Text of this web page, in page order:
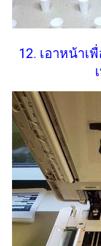
12. เอาหน้าเ